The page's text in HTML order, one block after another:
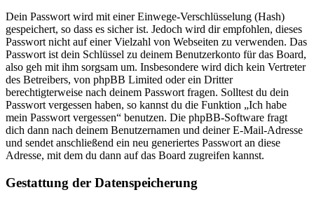
Dein Passwort wird mit einer Einwege-Verschlüsselung (Hash)
gespeichert, so dass es sicher ist. Jedoch wird dir empfohlen, dieses
Passwort nicht auf einer Vielzahl von Webseiten zu verwenden. Das
Passwort ist dein Schlüssel zu deinem Benutzerkonto für das Board,
also geh mit ihm sorgsam um. Insbesondere wird dich kein Vertreter
des Betreibers, von phpBB Limited oder ein Dritter
berechtigterweise nach deinem Passwort fragen. Solltest du dein
Passwort vergessen haben, so kannst du die Funktion „Ich habe
mein Passwort vergessen“ benutzen. Die phpBB-Software fragt
dich dann nach deinem Benutzernamen und deiner E-Mail-Adresse
und sendet anschließend ein neu generiertes Passwort an diese
Adresse, mit dem du dann auf das Board zugreifen kannst.
Gestattung der Datenspeicherung